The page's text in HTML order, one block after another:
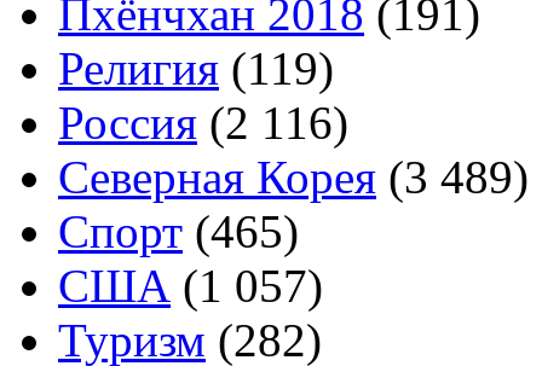
Пхёнчхан 2018 (191)
Религия (119)
Россия (2 116)
Северная Корея (3 489)
Спорт (465)
США (1 057)
Туризм (282)